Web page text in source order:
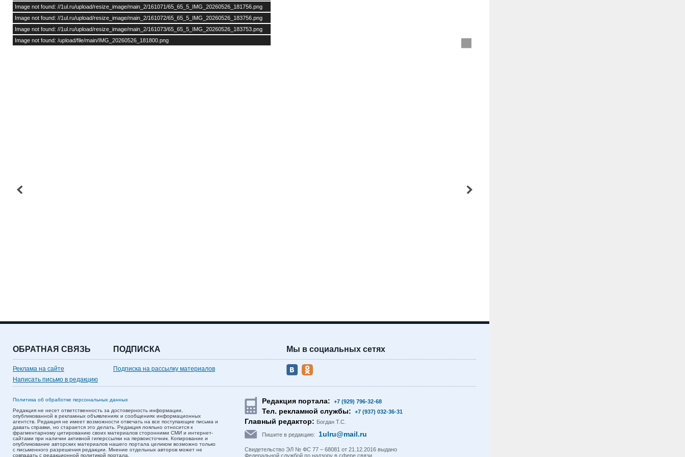
Image not found: //1ul.ru/upload/resize_image/main_2/161071/65_65_5_IMG_20260526_181756.png
Image not found: //1ul.ru/upload/resize_image/main_2/161072/65_65_5_IMG_20260526_183756.png
Image not found: //1ul.ru/upload/resize_image/main_2/161073/65_65_5_IMG_20260526_183753.png
Image not found: /upload/file/main/IMG_20260526_181800.png
ОБРАТНАЯ СВЯЗЬ
Реклама на сайте
Написать письмо в редакцию
ПОДПИСКА
Подписка на рассылку материалов
Мы в социальных сетях
Политика об обработке персональных данных
Редакция не несет ответственность за достоверность информации,
опубликованной в рекламных объявлениях и сообщениях информационных
агентств. Редакция не имеет возможности отвечать на все поступающие письма и
давать справки, но старается это делать. Редакция лояльно относится к
фрагментарному цитированию своих материалов сторонними СМИ и интернет-
сайтами при наличии активной гиперссылки на первоисточник. Копирование и
опубликование авторских материалов нашего портала целиком возможно только
с письменного разрешения редакции. Мнение отдельных авторов может не
совпадать с редакционной политикой портала.
Редакция портала: +7 (929) 796-32-68
Тел. рекламной службы: +7 (937) 032-36-31
Главный редактор: Богдан Т.С.
Пишите в редакцию: 1ulru@mail.ru
Свидетельство ЭЛ № ФС 77 – 68081 от 21.12.2016 выдано
Федеральной службой по надзору в сфере связи,